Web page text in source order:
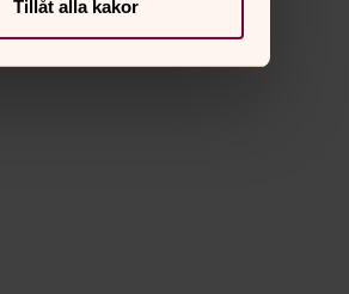
Tillåt alla kakor